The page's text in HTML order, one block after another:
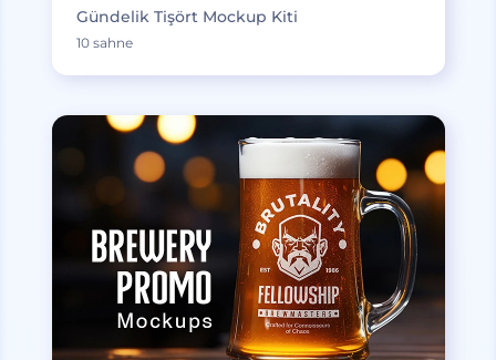
Gündelik Tişört Mockup Kiti
10 sahne